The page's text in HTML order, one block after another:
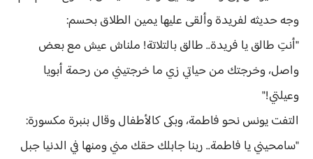
وجه حديثه لفريدة وألقى عليها يمين الطلاق بحسم:
"أنتِ طالق يا فريدة.. طالق بالتلاتة! ملناش عيش مع بعض
واصل، وخرجتك من حياتي زي ما خرجتيني من رحمة أبويا
وعيلتي!"
التفت يونس نحو فاطمة، وبكى كالأطفال وقال بنبرة مكسورة:
"سامحيني يا فاطمة.. ربنا جابلك حقك مني ومنها في الدنيا جبل